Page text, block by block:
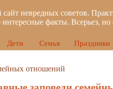
невредных советов.
интересные факты. Всерьез,
Дети Семья Праздники
отношений